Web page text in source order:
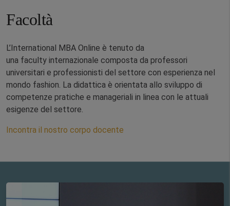
Facoltà
L’International MBA Online è tenuto da
una faculty internazionale composta da professori
universitari e professionisti del settore con esperienza nel
mondo fashion. La didattica è orientata allo sviluppo di
competenze pratiche e manageriali in linea con le attuali
esigenze del settore.
Incontra il nostro corpo docente